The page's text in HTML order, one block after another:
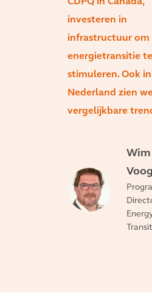
investeren in
infrastructuur om
energietransitie te
stimuleren. Ook in
Nederland zien
vergelijkbare
Wim